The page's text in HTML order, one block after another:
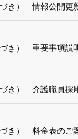
き） 情報公開更
き） 重要事項説
き） 介護職員採
き） 料金表のご